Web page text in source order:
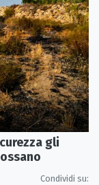
gli
Condividi su: